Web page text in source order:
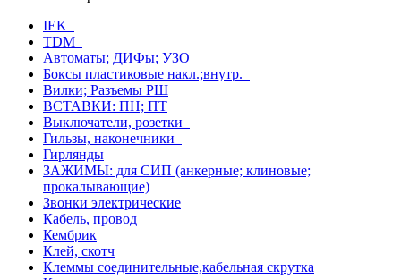
IEK
TDM
Автоматы; ДИФы; УЗО
Боксы пластиковые накл.;внутр.
Вилки; Разъемы РШ
ВСТАВКИ: ПН; ПТ
Выключатели, розетки
Гильзы, наконечники
Гирлянды
ЗАЖИМЫ: для СИП (анкерные; клиновые;
прокалывающие)
Звонки электрические
Кабель, провод
Кембрик
Клей, скотч
Клеммы соединительные,кабельная скрутка